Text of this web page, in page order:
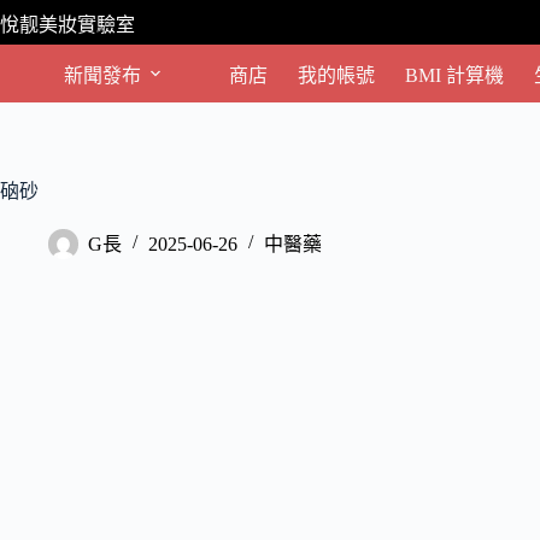
跳
至
要
悅靓美妝實驗室
新聞發布 商店 我的帳號 BMI 計算機
硇砂
G長 2025-06-26 中醫藥